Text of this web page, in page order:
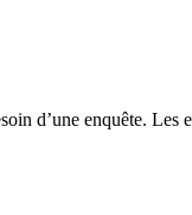
d’une enquête. Les